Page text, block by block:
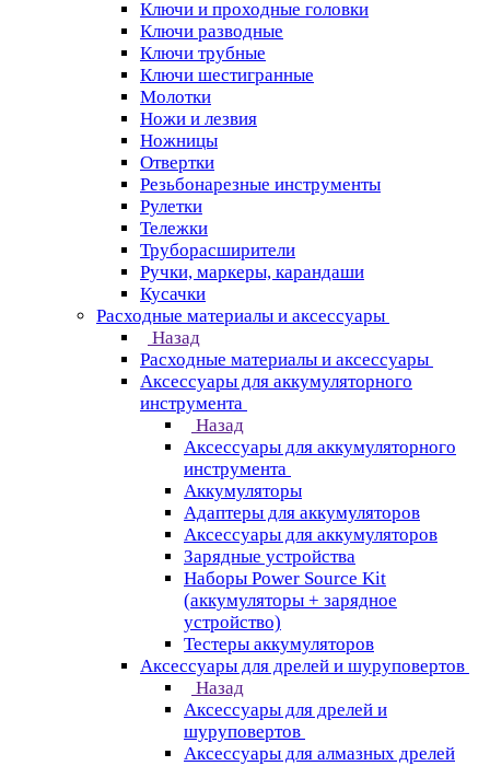
Ключи и проходные головки
Ключи разводные
Ключи трубные
Ключи шестигранные
Молотки
Ножи и лезвия
Ножницы
Отвертки
Резьбонарезные инструменты
Рулетки
Тележки
Труборасширители
Ручки, маркеры, карандаши
Кусачки
Расходные материалы и аксессуары
Назад
Расходные материалы и аксессуары
Аксессуары для аккумуляторного
инструмента
Назад
Аксессуары для аккумуляторного
инструмента
Aккумуляторы
Адаптеры для аккумуляторов
Аксессуары для аккумуляторов
Зарядные устройства
Наборы Power Source Kit
(аккумуляторы + зарядное
устройство)
Тестеры аккумуляторов
Аксессуары для дрелей и шуруповертов
Назад
Аксессуары для дрелей и
шуруповертов
Аксессуары для алмазных дрелей